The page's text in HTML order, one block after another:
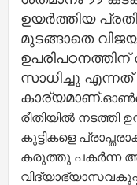
ഉയര്‍ത്തിയ
മുടങ്ങാതെ
സാധിച്ചു
കാര്യമാണ്.
രീതിയില്‍ നടത്തി
കുട്ടികളെ
കരുത്തു പകര്‍ന്ന